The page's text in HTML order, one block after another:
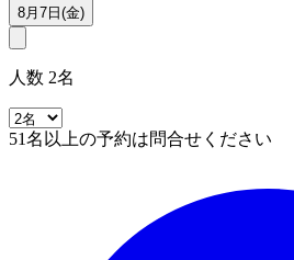
8月7日(金)
人数 2名
51名以上の予約は問合せください